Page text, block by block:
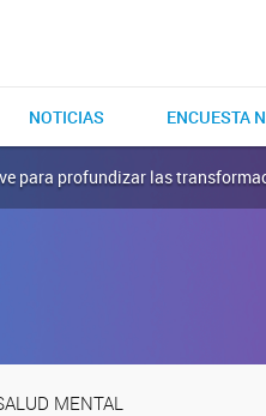
NOTICIAS ENCUESTA
profundizar las
MENTAL